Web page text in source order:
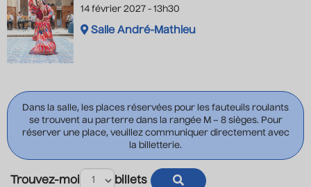
14 février 2027 - 13h30
Salle André-Mathieu
Dans la salle, les places réservées pour les fauteuils roulants
se trouvent au parterre dans la rangée M – 8 sièges. Pour
réserver une place, veuillez communiquer directement avec
la billetterie.
Trouvez-moi billets